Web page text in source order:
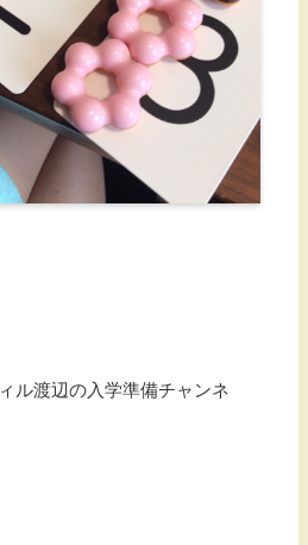
ル渡辺の入学準備チャンネ